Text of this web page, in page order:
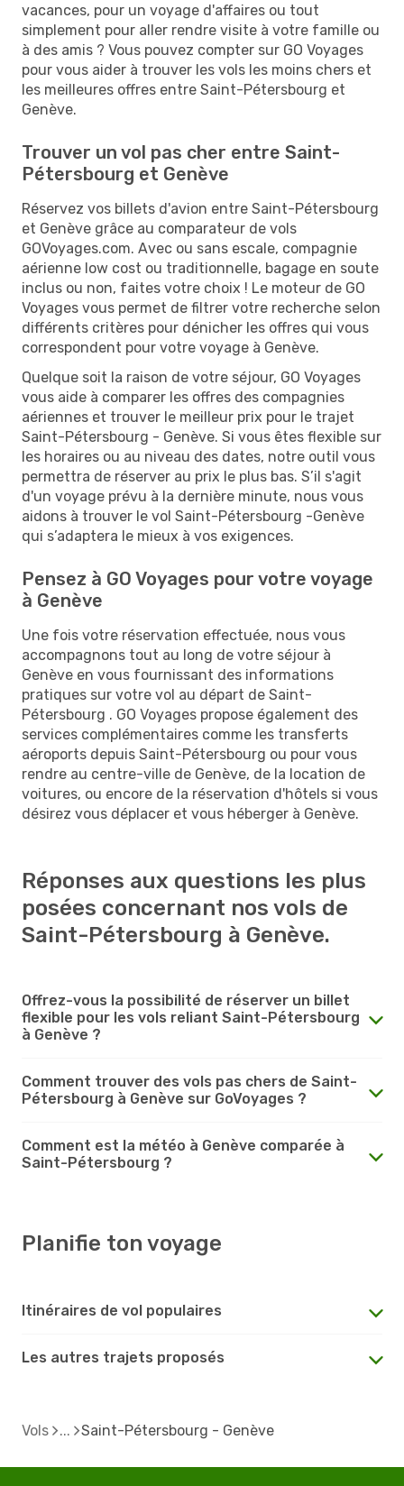
vacances, pour un voyage d'affaires ou tout
simplement pour aller rendre visite à votre famille ou
à des amis ? Vous pouvez compter sur GO Voyages
pour vous aider à trouver les vols les moins chers et
les meilleures offres entre Saint-Pétersbourg et
Genève.
Trouver un vol pas cher entre Saint-
Pétersbourg et Genève
Réservez vos billets d'avion entre Saint-Pétersbourg
et Genève grâce au comparateur de vols
GOVoyages.com. Avec ou sans escale, compagnie
aérienne low cost ou traditionnelle, bagage en soute
inclus ou non, faites votre choix ! Le moteur de GO
Voyages vous permet de filtrer votre recherche selon
différents critères pour dénicher les offres qui vous
correspondent pour votre voyage à Genève.
Quelque soit la raison de votre séjour, GO Voyages
vous aide à comparer les offres des compagnies
aériennes et trouver le meilleur prix pour le trajet
Saint-Pétersbourg - Genève. Si vous êtes flexible sur
les horaires ou au niveau des dates, notre outil vous
permettra de réserver au prix le plus bas. S’il s'agit
d'un voyage prévu à la dernière minute, nous vous
aidons à trouver le vol Saint-Pétersbourg -Genève
qui s’adaptera le mieux à vos exigences.
Pensez à GO Voyages pour votre voyage
à Genève
Une fois votre réservation effectuée, nous vous
accompagnons tout au long de votre séjour à
Genève en vous fournissant des informations
pratiques sur votre vol au départ de Saint-
Pétersbourg . GO Voyages propose également des
services complémentaires comme les transferts
aéroports depuis Saint-Pétersbourg ou pour vous
rendre au centre-ville de Genève, de la location de
voitures, ou encore de la réservation d'hôtels si vous
désirez vous déplacer et vous héberger à Genève.
Réponses aux questions les plus
posées concernant nos vols de
Saint-Pétersbourg à Genève.
Offrez-vous la possibilité de réserver un billet
flexible pour les vols reliant Saint-Pétersbourg
à Genève ?
Comment trouver des vols pas chers de Saint-
Pétersbourg à Genève sur GoVoyages ?
Comment est la météo à Genève comparée à
Saint-Pétersbourg ?
Planifie ton voyage
Itinéraires de vol populaires
Les autres trajets proposés
Vols Saint-Pétersbourg - Genève